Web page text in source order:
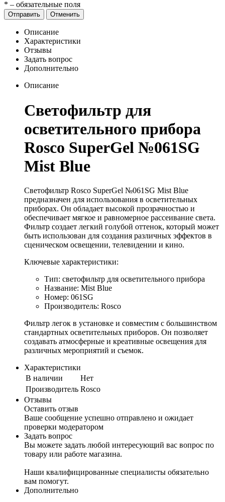
* – обязательные поля
Отправить Отменить
Описание
Характеристики
Отзывы
Задать вопрос
Дополнительно
Описание
Светофильтр для
осветительного прибора
Rosco SuperGel №061SG
Mist Blue
Светофильтр Rosco SuperGel №061SG Mist Blue
предназначен для использования в осветительных
приборах. Он обладает высокой прозрачностью и
обеспечивает мягкое и равномерное рассеивание света.
Фильтр создает легкий голубой оттенок, который может
быть использован для создания различных эффектов в
сценическом освещении, телевидении и кино.
Ключевые характеристики:
Тип: светофильтр для осветительного прибора
Название: Mist Blue
Номер: 061SG
Производитель: Rosco
Фильтр легок в установке и совместим с большинством
стандартных осветительных приборов. Он позволяет
создавать атмосферные и креативные освещения для
различных мероприятий и съемок.
Характеристики
В наличии
Нет
Производитель Rosco
Отзывы
Оставить отзыв
Ваше сообщение успешно отправлено и ожидает
проверки модератором
Задать вопрос
Вы можете задать любой интересующий вас вопрос по
товару или работе магазина.
Наши квалифицированные специалисты обязательно
вам помогут.
Дополнительно